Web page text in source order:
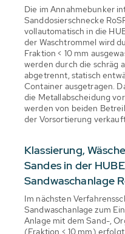
Die im Annahmebunker
Sanddosierschnecke
vollautomatisch in die
der Waschtrommel wird
Fraktion < 10 mm
werden durch die schräg
abgetrennt, statisch
Container ausgetragen.
die Metallabscheidung
werden von beiden
der Vorsortierung
Klassierung,
Sandes in der
Sandwaschanlage
Im nächsten
Sandwaschanlage zum
Anlage mit dem Sand-,
(Fraktion < 10 mm)